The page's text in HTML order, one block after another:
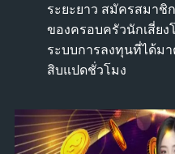
ระยะยาว สมัครสมาชิ
ของครอบครัวนักเสี่ย
ระบบการลงทุนที่ได้ม
สิบแปดชั่วโมง